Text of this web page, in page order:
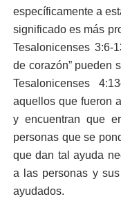
específicamente a
significado es más
Tesalonicenses 3:6-
de corazón” pueden
Tesalonicenses
aquellos que fueron
y encuentran que
personas que se
que dan tal ayuda
a las personas y
ayudados.